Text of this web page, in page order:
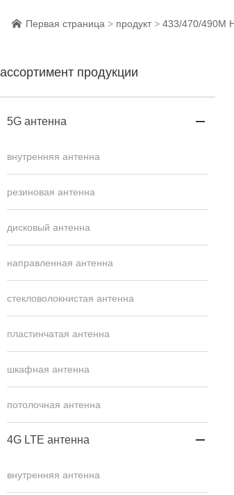
 Первая страница > продукт> 433/470/490M
ассортимент продукции
5G антенна 
внутренняя антенна
резиновая антенна
дисковый антенна
направленная антенна
стекловолокнистая антенна
пластинчатая антенна
шкафная антенна
потолочная антенна
4G LTE антенна 
внутренняя антенна